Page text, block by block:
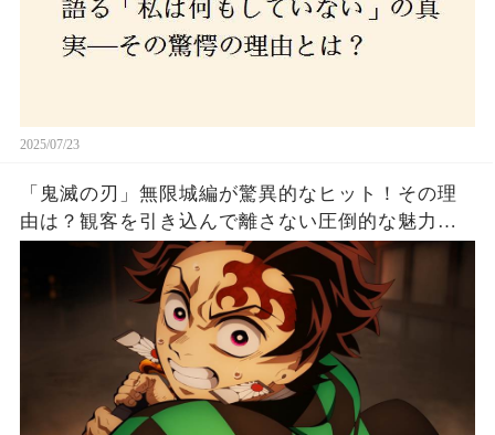
2025/07/23
「鬼滅の刃」無限城編が驚異的なヒット！その理
由は？観客を引き込んで離さない圧倒的な魅力と